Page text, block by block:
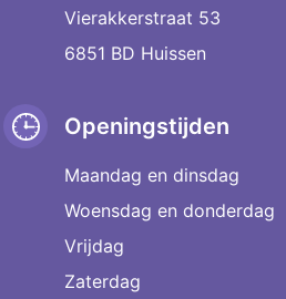
Vierakkerstraat 53
6851 BD Huissen
Openingstijden
Maandag en dinsdag
Woensdag en donderdag
Vrijdag
Zaterdag